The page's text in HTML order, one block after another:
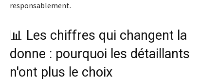
responsablement.
📊 Les chiffres qui changent la
donne : pourquoi les détaillants
n'ont plus le choix